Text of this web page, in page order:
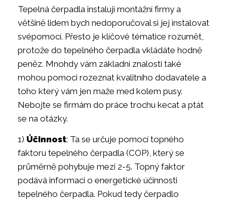
Tepelná čerpadla instalují montážní firmy a
většině lidem bych nedoporučoval si jej instalovat
svépomocí. Přesto je klíčové tématice rozumět,
protože do tepelného čerpadla vkládáte hodně
peněz. Mnohdy vám základní znalosti také
mohou pomoci rozeznat kvalitního dodavatele a
toho který vám jen maže med kolem pusy.
Nebojte se firmám do práce trochu kecat a ptát
se na otázky.
1) Účinnost: Ta se určuje pomocí topného
faktoru tepelného čerpadla (COP), který se
průměrně pohybuje mezi 2-5. Topný faktor
podává informaci o energetické účinnosti
tepelného čerpadla. Pokud tedy čerpadlo